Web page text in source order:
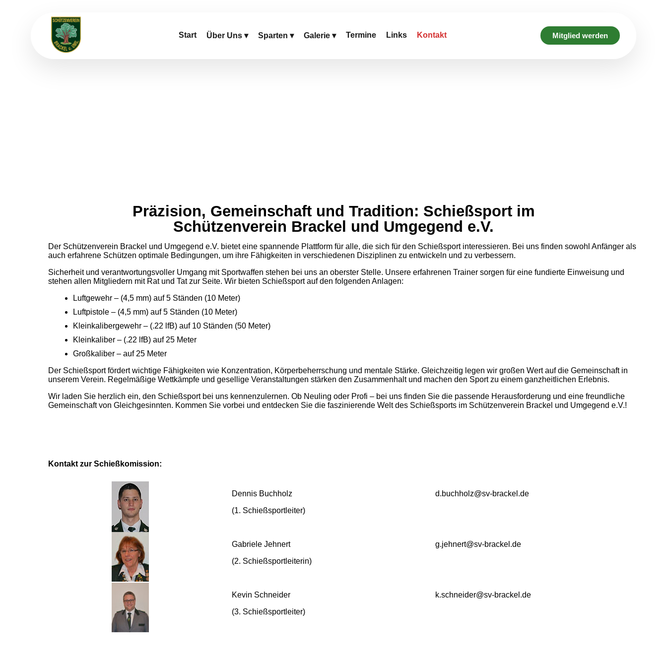
Start Über Uns ▾ Sparten ▾ Galerie ▾ Termine Links Kontakt Mitglied werden
Präzision, Gemeinschaft und Tradition: Schießsport im
Schützenverein Brackel und Umgegend e.V.
Der Schützenverein Brackel und Umgegend e.V. bietet eine spannende Plattform für alle, die sich für den Schießsport interessieren. Bei uns finden sowohl Anfänger als
auch erfahrene Schützen optimale Bedingungen, um ihre Fähigkeiten in verschiedenen Disziplinen zu entwickeln und zu verbessern.
Sicherheit und verantwortungsvoller Umgang mit Sportwaffen stehen bei uns an oberster Stelle. Unsere erfahrenen Trainer sorgen für eine fundierte Einweisung und
stehen allen Mitgliedern mit Rat und Tat zur Seite. Wir bieten Schießsport auf den folgenden Anlagen:
Luftgewehr – (4,5 mm) auf 5 Ständen (10 Meter)
Luftpistole – (4,5 mm) auf 5 Ständen (10 Meter)
Kleinkalibergewehr – (.22 lfB) auf 10 Ständen (50 Meter)
Kleinkaliber – (.22 lfB) auf 25 Meter
Großkaliber – auf 25 Meter
Der Schießsport fördert wichtige Fähigkeiten wie Konzentration, Körperbeherrschung und mentale Stärke. Gleichzeitig legen wir großen Wert auf die Gemeinschaft in
unserem Verein. Regelmäßige Wettkämpfe und gesellige Veranstaltungen stärken den Zusammenhalt und machen den Sport zu einem ganzheitlichen Erlebnis.
Wir laden Sie herzlich ein, den Schießsport bei uns kennenzulernen. Ob Neuling oder Profi – bei uns finden Sie die passende Herausforderung und eine freundliche
Gemeinschaft von Gleichgesinnten. Kommen Sie vorbei und entdecken Sie die faszinierende Welt des Schießsports im Schützenverein Brackel und Umgegend e.V.!
Kontakt zur Schießkomission:
Dennis Buchholz
(1. Schießsportleiter)
d.buchholz@sv-brackel.de
Gabriele Jehnert
(2. Schießsportleiterin)
g.jehnert@sv-brackel.de
Kevin Schneider
(3. Schießsportleiter)
k.schneider@sv-brackel.de